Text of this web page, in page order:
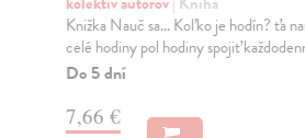
Knižka Nauč sa... Koľko je hodín? ťa
celé hodiny pol hodiny spojiť
Do 5 dní
7,66 €